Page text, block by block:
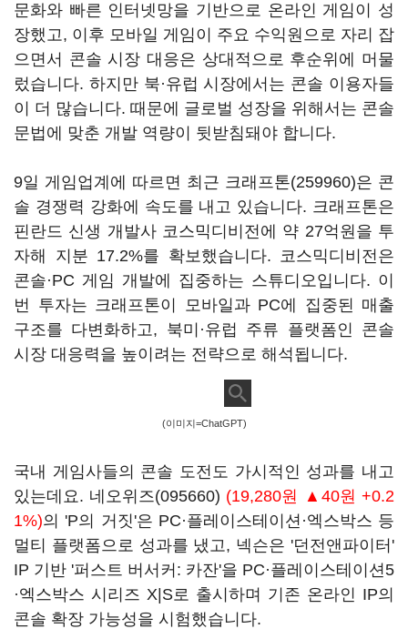
문화와 빠른 인터넷망을 기반으로 온라인 게임이 성
장했고, 이후 모바일 게임이 주요 수익원으로 자리 잡
으면서 콘솔 시장 대응은 상대적으로 후순위에 머물
렀습니다. 하지만 북·유럽 시장에서는 콘솔 이용자들
이 더 많습니다. 때문에 글로벌 성장을 위해서는 콘솔
문법에 맞춘 개발 역량이 뒷받침돼야 합니다.
9일 게임업계에 따르면 최근 크래프톤(259960)은 콘
솔 경쟁력 강화에 속도를 내고 있습니다. 크래프톤은
핀란드 신생 개발사 코스믹디비전에 약 27억원을 투
자해 지분 17.2%를 확보했습니다. 코스믹디비전은
콘솔·PC 게임 개발에 집중하는 스튜디오입니다. 이
번 투자는 크래프톤이 모바일과 PC에 집중된 매출
구조를 다변화하고, 북미·유럽 주류 플랫폼인 콘솔
시장 대응력을 높이려는 전략으로 해석됩니다.
(이미지=ChatGPT)
국내 게임사들의 콘솔 도전도 가시적인 성과를 내고
있는데요. 네오위즈(095660) (19,280원 ▲40원 +0.2
1%)의 'P의 거짓'은 PC·플레이스테이션·엑스박스 등
멀티 플랫폼으로 성과를 냈고, 넥슨은 '던전앤파이터'
IP 기반 '퍼스트 버서커: 카잔'을 PC·플레이스테이션5
·엑스박스 시리즈 X|S로 출시하며 기존 온라인 IP의
콘솔 확장 가능성을 시험했습니다.